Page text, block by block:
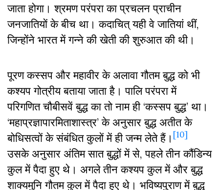
जाता होगा। श्रमण परंपरा का प्रचलन प्राचीन
जनजातियों के बीच था। कदाचित् यही वे जातियां थीं,
जिन्होंने भारत में गन्ने की खेती की शुरुआत की थी।
पूरण कस्सप और महावीर के अलावा गौतम बुद्ध को भी
कश्यप गोत्रीय बताया जाता है। पालि परंपरा में
परिगणित चौबीसवें बुद्ध का तो नाम ही ‘कस्सप बुद्ध’ था।
‘महाप्रज्ञापारमिताशास्त्र’ के अनुसार बुद्ध अतीत के
बोधिसत्वों के संबंधित कुलों में ही जन्म लेते हैं। [10]
उसके अनुसार अंतिम सात बुद्धों में से, पहले तीन कौंडिन्य
कुल में पैदा हुए थे। अगले तीन कश्यप कुल में और बुद्ध
शाक्यमुनि गौतम कुल में पैदा हुए थे। भविष्यपुराण में बुद्ध